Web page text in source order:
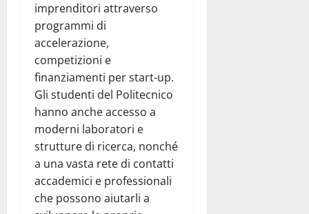
imprenditori attraverso
programmi di
accelerazione,
competizioni e
finanziamenti per start-up.
Gli studenti del Politecnico
hanno anche accesso a
moderni laboratori e
strutture di ricerca, nonché
a una vasta rete di contatti
accademici e professionali
che possono aiutarli a